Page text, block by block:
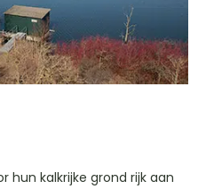
hun kalkrijke grond rijk aan